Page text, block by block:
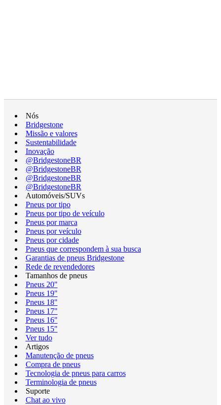
Nós
Bridgestone
Missão e valores
Sustentabilidade
Inovação
@BridgestoneBR
@BridgestoneBR
@BridgestoneBR
@BridgestoneBR
Automóveis/SUVs
Pneus por tipo
Pneus por tipo de veículo
Pneus por marca
Pneus por veículo
Pneus por cidade
Pneus que correspondem à sua busca
Garantias de pneus Bridgestone
Rede de revendedores
Tamanhos de pneus
Pneus 20"
Pneus 19"
Pneus 18"
Pneus 17"
Pneus 16"
Pneus 15"
Ver tudo
Artigos
Manutenção de pneus
Compra de pneus
Tecnologia de pneus para carros
Terminologia de pneus
Suporte
Chat ao vivo